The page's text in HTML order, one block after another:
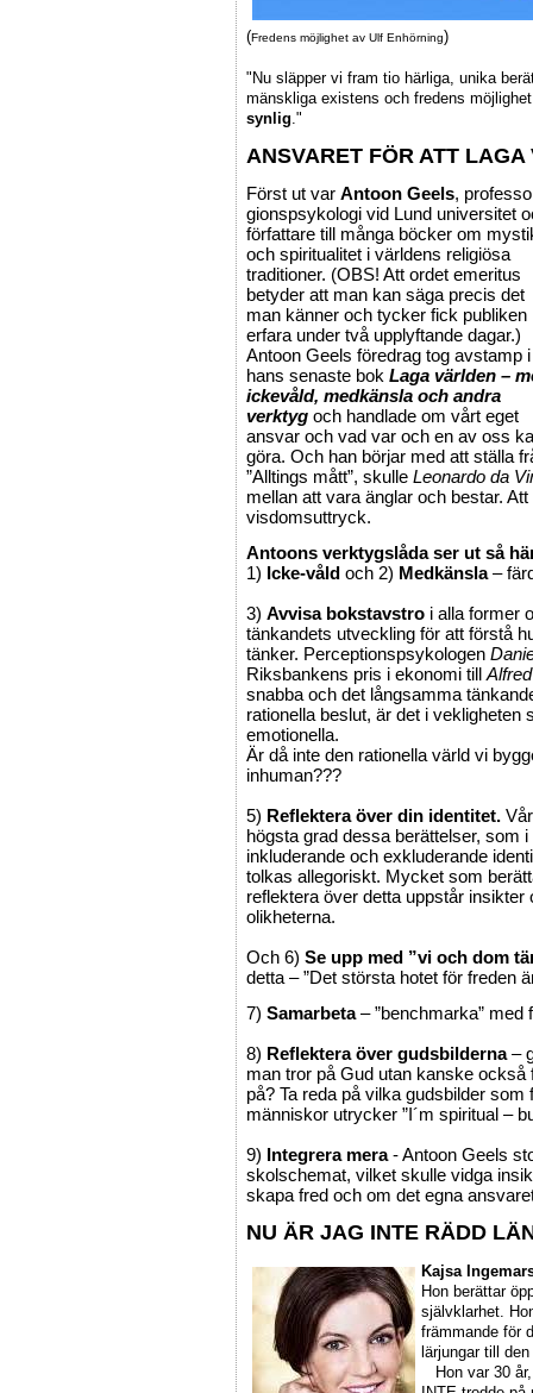
(Fredens möjlighet av Ulf Enhörning)
"Nu släpper vi fram tio härliga, unika
mänskliga existens och fredens
synlig ."
ANSVARET FÖR ATT LAGA
Först ut var Antoon Geels,
gionspsykologi vid Lund universitet
författare till många böcker om
och spiritualitet i världens religiösa
traditioner. (OBS! Att ordet emeritus
betyder att man kan säga precis det
man känner och tycker fick publiken
erfara under två upplyftande dagar.)
Antoon Geels föredrag tog avstamp i
hans senaste bok Laga världen –
ickevåld, medkänsla och andra
verktyg och handlade om vårt eget
ansvar och vad var och en av oss
göra. Och han börjar med att ställa
”Alltings mått”, skulle Leonardo da
mellan att vara änglar och bestar.
visdomsuttryck.
Antoons verktygslåda ser ut så
1) Icke-våld och 2) Medkänsla–
3) Avvisa bokstavstro i alla former
tänkandets utveckling för att förstå
tänker. Perceptionspsykologen
Riksbankens pris i ekonomi till
snabba och det långsamma
rationella beslut, är det i vekligheten
emotionella.
Är då inte den rationella värld vi
inhuman???
5) Reflektera över din identitet.
högsta grad dessa berättelser, som
inkluderande och exkluderande
tolkas allegoriskt. Mycket som
reflektera över detta uppstår
olikheterna.
Och 6) Se upp med ”vi och dom
detta – ”Det största hotet för freden
7) Samarbeta– ”benchmarka” med
8) Reflektera över gudsbilderna–
man tror på Gud utan kanske
på? Ta reda på vilka gudsbilder
människor utrycker ”I´m spiritual –
9) Integrera mera- Antoon Geels
skolschemat, vilket skulle vidga
skapa fred och om det egna
NU ÄR JAG INTE RÄDD
Kajsa
Hon berättar
självklarhet.
främmande för
lärjungar till
Hon var 30